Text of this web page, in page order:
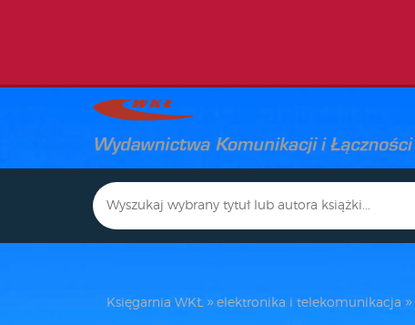
Księgarnia WKŁ elektronika i telekomunikacja